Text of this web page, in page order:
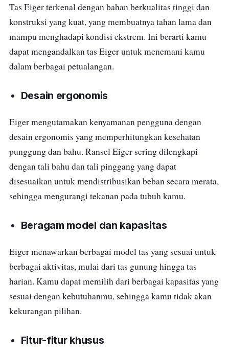
Tas Eiger terkenal dengan bahan berkualitas tinggi dan
konstruksi yang kuat, yang membuatnya tahan lama dan
mampu menghadapi kondisi ekstrem. Ini berarti kamu
dapat mengandalkan tas Eiger untuk menemani kamu
dalam berbagai petualangan.
Desain ergonomis
Eiger mengutamakan kenyamanan pengguna dengan
desain ergonomis yang memperhitungkan kesehatan
punggung dan bahu. Ransel Eiger sering dilengkapi
dengan tali bahu dan tali pinggang yang dapat
disesuaikan untuk mendistribusikan beban secara merata,
sehingga mengurangi tekanan pada tubuh kamu.
Beragam model dan kapasitas
Eiger menawarkan berbagai model tas yang sesuai untuk
berbagai aktivitas, mulai dari tas gunung hingga tas
harian. Kamu dapat memilih dari berbagai kapasitas yang
sesuai dengan kebutuhanmu, sehingga kamu tidak akan
kekurangan pilihan.
Fitur-fitur khusus